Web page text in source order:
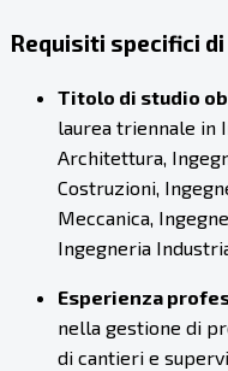
Requisiti specifici
Titolo di studio
laurea triennale in
Architettura,
Costruzioni,
Meccanica,
Ingegneria
Esperienza
nella gestione di
di cantieri e